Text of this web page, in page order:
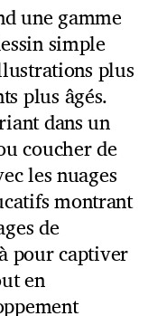
une gamme
simple
plus
plus âgés.
dans un
coucher de
les nuages
montrant
de
pour captiver
en